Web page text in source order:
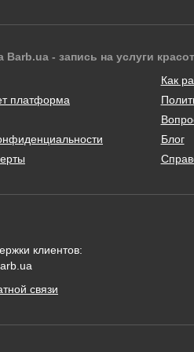
Barb.ua - запись на услуги
платформа
Как
Блог
клиентов:
связи